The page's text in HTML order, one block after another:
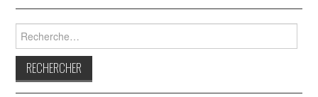
Rechercher :